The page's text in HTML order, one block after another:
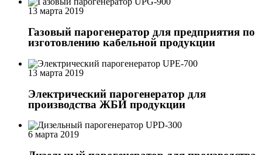
13 марта 2019
Газовый парогенератор для предприятия по
изготовлению кабельной продукции
13 марта 2019
Электрический парогенератор для
производства ЖБИ продукции
6 марта 2019